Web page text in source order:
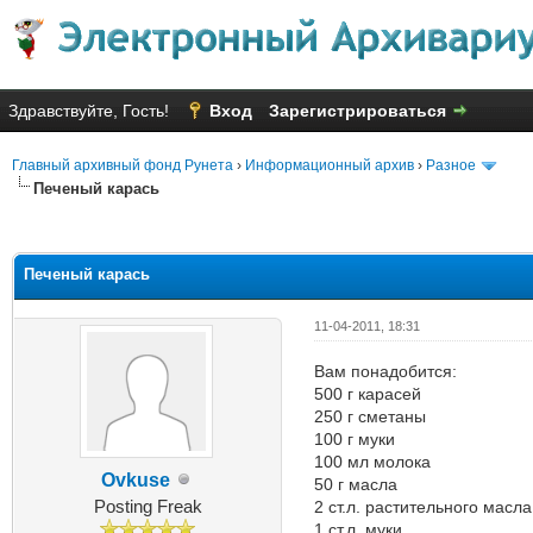
Здравствуйте, Гость! Вход Зарегистрироваться
Главный архивный фонд Рунета › Информационный архив › Разное
Печеный карась
Печеный карась
Ovkuse
Posting Freak
11-04-2011, 18:31
Вам понадобится:
500 г карасей
250 г сметаны
100 г муки
100 мл молока
50 г масла
2 ст.л. растительного масла